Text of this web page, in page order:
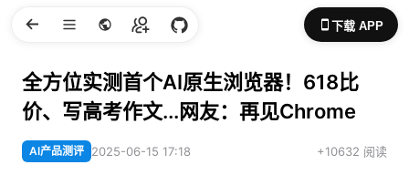
下载 APP
全方位实测首个AI原生浏览器！618比
价、写高考作文...网友：再见Chrome
AI产品测评 2025-06-15 17:18 +10632 阅读